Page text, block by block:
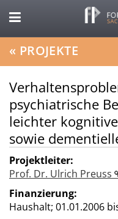
« PROJEKTE
psychiatrische
leichter
sowie
Projektleiter:
Prof. Dr. Ulrich Preuss
Finanzierung:
Haushalt; 01.01.2006